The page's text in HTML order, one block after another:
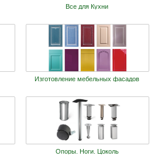
Все для Кухни
Изготовление мебельных фасадов
Опоры. Ноги. Цоколь